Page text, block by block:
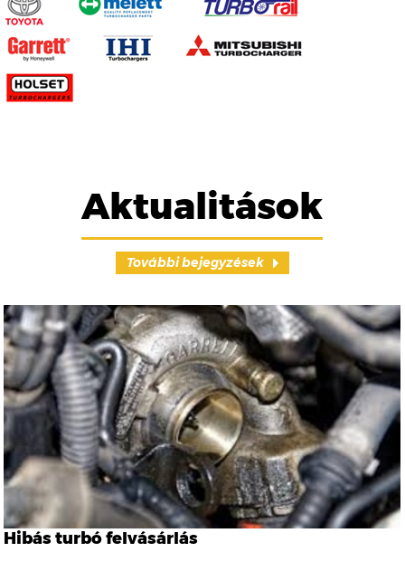
Aktualitások
További bejegyzések
Hibás turbó felvásárlás